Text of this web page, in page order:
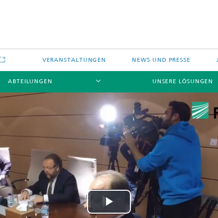
VERANSTALTUNGEN NEWS UND PRESSE
ABTEILUNGEN UNSERE LÖSUNGEN
Play